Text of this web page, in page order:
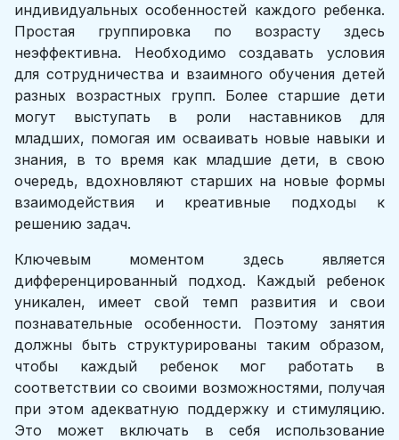
индивидуальных особенностей каждого ребенка.
Простая группировка по возрасту здесь
неэффективна. Необходимо создавать условия
для сотрудничества и взаимного обучения детей
разных возрастных групп. Более старшие дети
могут выступать в роли наставников для
младших, помогая им осваивать новые навыки и
знания, в то время как младшие дети, в свою
очередь, вдохновляют старших на новые формы
взаимодействия и креативные подходы к
решению задач.
Ключевым моментом здесь является
дифференцированный подход. Каждый ребенок
уникален, имеет свой темп развития и свои
познавательные особенности. Поэтому занятия
должны быть структурированы таким образом,
чтобы каждый ребенок мог работать в
соответствии со своими возможностями, получая
при этом адекватную поддержку и стимуляцию.
Это может включать в себя использование